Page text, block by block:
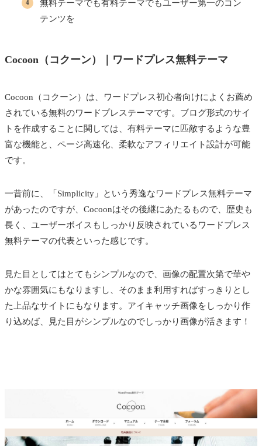
無料テーマでも有料テーマでもユーザー第一のコン
テンツを
Cocoon（コクーン）｜ワードプレス無料テーマ
Cocoon（コクーン）は、ワードプレス初心者向けによくお薦め
されている無料のワードプレステーマです。ブログ形式のサイ
トを作成することに関しては、有料テーマに匹敵するような豊
富な機能と、ページ高速化、柔軟なアフィリエイト設計が可能
です。
一昔前に、「Simplicity」という秀逸なワードプレス無料テーマ
があったのですが、Cocoonはその後継にあたるもので、歴史も
長く、ユーザーボイスもしっかり反映されているワードプレス
無料テーマの代表といった感じです。
見た目としてはとてもシンプルなので、画像の配置次第で華や
かな雰囲気にもなりますし、そのまま利用すればすっきりとし
た上品なサイトにもなります。アイキャッチ画像をしっかり作
り込めば、見た目がシンプルなのでしっかり画像が活きます！